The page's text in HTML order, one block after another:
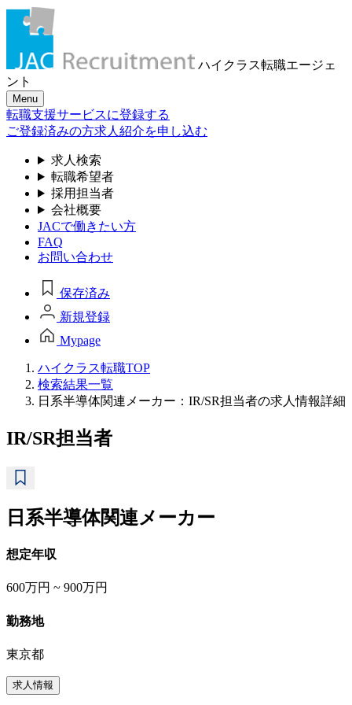
ハイクラス転職エージェ
ント
Menu
転職支援サービスに登録する
ご登録済みの方求人紹介を申し込む
求人検索
転職希望者
採用担当者
会社概要
JACで働きたい方
FAQ
お問い合わせ
保存済み
新規登録
Mypage
ハイクラス転職TOP
検索結果一覧
日系半導体関連メーカー：IR/SR担当者の求人情報詳細
IR/SR担当者
日系半導体関連メーカー
想定年収
600万円 ~ 900万円
勤務地
東京都
求人情報